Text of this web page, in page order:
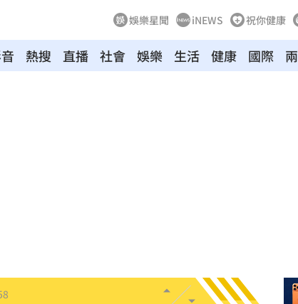
娛樂星聞 iNEWS 祝你健康
熱搜 直播 社會 娛樂 生活 健康 國際